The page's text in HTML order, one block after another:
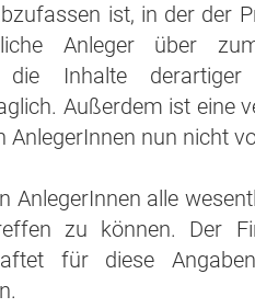
ist, in der der
Anleger über
Inhalte
Außerdem ist eine
nun nicht
AnlegerInnen alle
zu können. Der
für diese